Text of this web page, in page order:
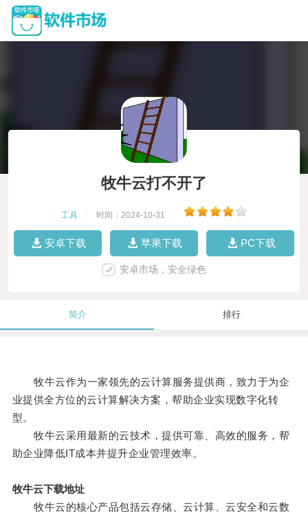
牧牛云打不开了
工具 时间：2024-10-31
安卓下载 苹果下载 PC下载
安卓市场，安全绿色
简介 排行
牧牛云作为一家领先的云计算服务提供商，致力于为企
业提供全方位的云计算解决方案，帮助企业实现数字化转
型。
牧牛云采用最新的云技术，提供可靠、高效的服务，帮
助企业降低IT成本并提升企业管理效率。
牧牛云下载地址
牧牛云的核心产品包括云存储、云计算、云安全和云数